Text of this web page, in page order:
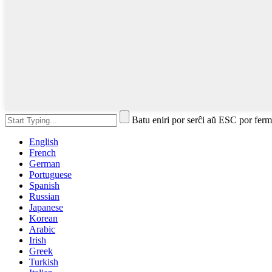
Batu eniri por serĉi aŭ ESC por
English
French
German
Portuguese
Spanish
Russian
Japanese
Korean
Arabic
Irish
Greek
Turkish